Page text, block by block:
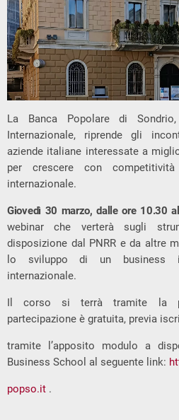
La Banca Popolare di
Internazionale, riprende gli
aziende italiane interessate a
per crescere con
internazionale.
Giovedì 30 marzo, dalle ore 10.30
webinar che verterà sugli
disposizione dal PNRR e da altre
lo sviluppo di un business
internazionale.
Il corso si terrà tramite la
partecipazione è gratuita, previa
tramite l’apposito modulo a
Business School al seguente link:
popso.it .